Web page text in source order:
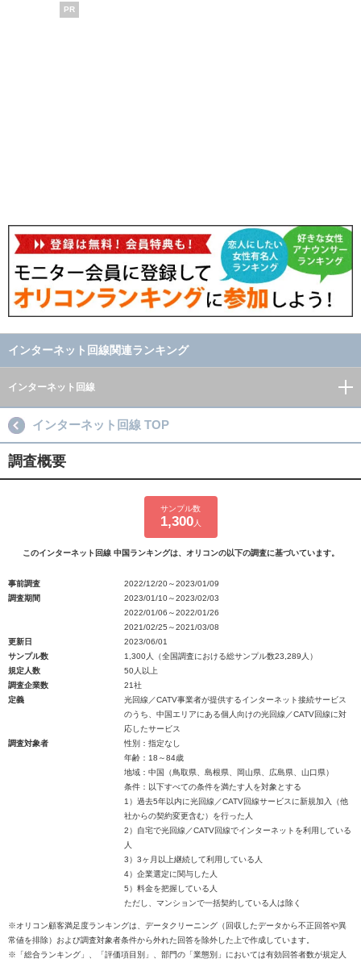
PR
インターネット回線関連ランキング
インターネット回線
インターネット回線 TOP
調査概要
サンプル数
1,300人
このインターネット回線 中国ランキングは、オリコンの以下の調査に基づいています。
事前調査
2022/12/20～2023/01/09
調査期間
2023/01/10～2023/02/03
2022/01/06～2022/01/26
2021/02/25～2021/03/08
更新日
2023/06/01
サンプル数
1,300人（全国調査における総サンプル数23,289人）
規定人数
50人以上
調査企業数
21社
定義
光回線／CATV事業者が提供するインターネット接続サービス
のうち、中国エリアにある個人向けの光回線／CATV回線に対
応したサービス
調査対象者
性別：指定なし
年齢：18～84歳
地域：中国（鳥取県、島根県、岡山県、広島県、山口県）
条件：以下すべての条件を満たす人を対象とする
1）過去5年以内に光回線／CATV回線サービスに新規加入（他
社からの契約変更含む）を行った人
2）自宅で光回線／CATV回線でインターネットを利用している
人
3）3ヶ月以上継続して利用している人
4）企業選定に関与した人
5）料金を把握している人
ただし、マンションで一括契約している人は除く
※オリコン顧客満足度ランキングは、データクリーニング（回収したデータから不正回答や異
常値を排除）および調査対象者条件から外れた回答を除外した上で作成しています。
※「総合ランキング」、「評価項目別」、部門の「業態別」においては有効回答者数が規定人